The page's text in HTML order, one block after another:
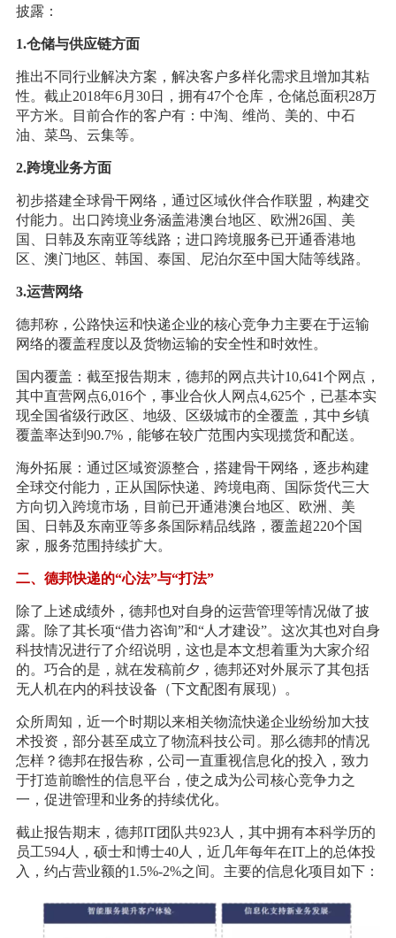
披露：
1.仓储与供应链方面
推出不同行业解决方案，解决客户多样化需求且增加其粘
性。截止2018年6月30日，拥有47个仓库，仓储总面积28万
平方米。目前合作的客户有：中淘、维尚、美的、中石
油、菜鸟、云集等。
2.跨境业务方面
初步搭建全球骨干网络，通过区域伙伴合作联盟，构建交
付能力。出口跨境业务涵盖港澳台地区、欧洲26国、美
国、日韩及东南亚等线路；进口跨境服务已开通香港地
区、澳门地区、韩国、泰国、尼泊尔至中国大陆等线路。
3.运营网络
德邦称，公路快运和快递企业的核心竞争力主要在于运输
网络的覆盖程度以及货物运输的安全性和时效性。
国内覆盖：截至报告期末，德邦的网点共计10,641个网点，
其中直营网点6,016个，事业合伙人网点4,625个，已基本实
现全国省级行政区、地级、区级城市的全覆盖，其中乡镇
覆盖率达到90.7%，能够在较广范围内实现揽货和配送。
海外拓展：通过区域资源整合，搭建骨干网络，逐步构建
全球交付能力，正从国际快递、跨境电商、国际货代三大
方向切入跨境市场，目前已开通港澳台地区、欧洲、美
国、日韩及东南亚等多条国际精品线路，覆盖超220个国
家，服务范围持续扩大。
二、德邦快递的“心法”与“打法”
除了上述成绩外，德邦也对自身的运营管理等情况做了披
露。除了其长项“借力咨询”和“人才建设”。这次其也对自身
科技情况进行了介绍说明，这也是本文想着重为大家介绍
的。巧合的是，就在发稿前夕，德邦还对外展示了其包括
无人机在内的科技设备（下文配图有展现）。
众所周知，近一个时期以来相关物流快递企业纷纷加大技
术投资，部分甚至成立了物流科技公司。那么德邦的情况
怎样？德邦在报告称，公司一直重视信息化的投入，致力
于打造前瞻性的信息平台，使之成为公司核心竞争力之
一，促进管理和业务的持续优化。
截止报告期末，德邦IT团队共923人，其中拥有本科学历的
员工594人，硕士和博士40人，近几年每年在IT上的总体投
入，约占营业额的1.5%-2%之间。主要的信息化项目如下：